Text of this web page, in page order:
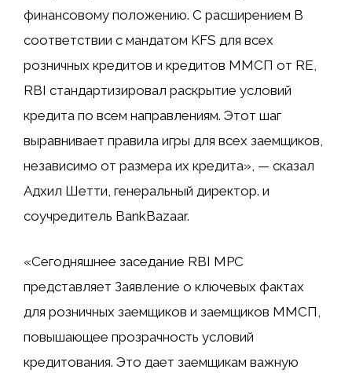
финансовому положению. С расширением В
соответствии с мандатом KFS для всех
розничных кредитов и кредитов ММСП от RE,
RBI стандартизировал раскрытие условий
кредита по всем направлениям. Этот шаг
выравнивает правила игры для всех заемщиков,
независимо от размера их кредита», — сказал
Адхил Шетти, генеральный директор. и
соучредитель BankBazaar.
«Сегодняшнее заседание RBI MPC
представляет Заявление о ключевых фактах
для розничных заемщиков и заемщиков ММСП,
повышающее прозрачность условий
кредитования. Это дает заемщикам важную